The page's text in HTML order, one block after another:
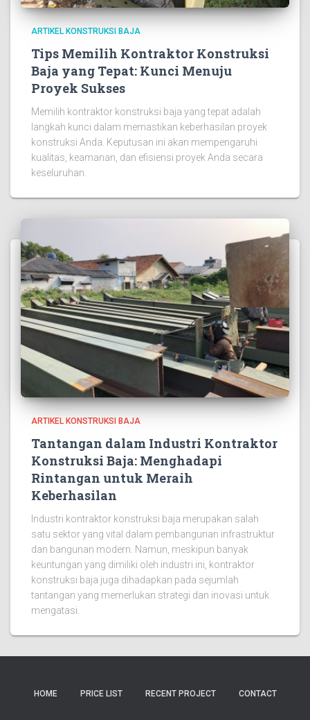
ARTIKEL KONSTRUKSI BAJA
Tips Memilih Kontraktor Konstruksi
Baja yang Tepat: Kunci Menuju
Proyek Sukses
Memilih kontraktor konstruksi baja yang tepat adalah
langkah kunci dalam memastikan keberhasilan proyek
konstruksi Anda. Keputusan ini akan mempengaruhi
kualitas, keamanan, dan efisiensi proyek Anda secara
keseluruhan.
ARTIKEL KONSTRUKSI BAJA
Tantangan dalam Industri Kontraktor
Konstruksi Baja: Menghadapi
Rintangan untuk Meraih
Keberhasilan
Industri kontraktor konstruksi baja merupakan salah
satu sektor yang vital dalam pembangunan infrastruktur
dan bangunan modern. Namun, meskipun banyak
keuntungan yang dimiliki oleh industri ini, kontraktor
konstruksi baja juga dihadapkan pada sejumlah
tantangan yang memerlukan strategi dan inovasi untuk
mengatasi.
HOME PRICE LIST RECENT PROJECT CONTACT